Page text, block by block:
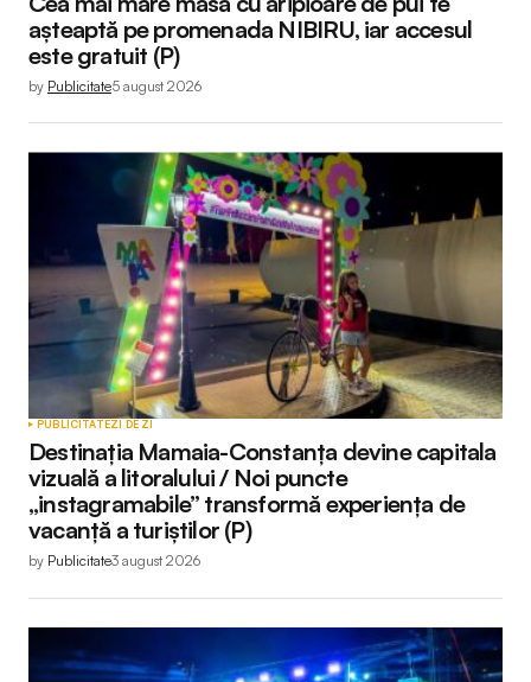
așteaptă pe promenada NIBIRU, iar accesul
este gratuit (P)
by Publicitate5 august 2026
PUBLICITATEZI DE ZI
Destinația Mamaia-Constanța devine capitala
vizuală a litoralului / Noi puncte
„instagramabile” transformă experiența de
vacanță a turiștilor (P)
by Publicitate3 august 2026